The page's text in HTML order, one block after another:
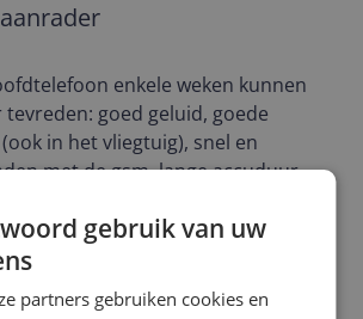
enkele weken kunnen
tevreden: goed geluid, goede
in het vliegtuig), snel en
met de gsm, lange accuduur.
al snel is met dit soort type
Het kan warm zij, maar drukt niet
is. En de hoofdtelefoon is
gebruik van uw
partners gebruiken cookies en